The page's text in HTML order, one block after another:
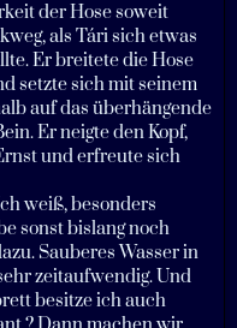
der Hose soweit
als Tári sich etwas
Er breitete die Hose
setzte sich mit seinem
auf das überhängende
Er neigte den Kopf,
und erfreute sich
weiß, besonders
sonst bislang noch
Sauberes Wasser in
zeitaufwendig. Und
besitze ich auch